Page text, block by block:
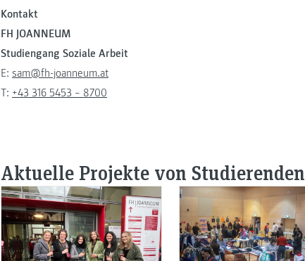
Kontakt
FH JOANNEUM
Studiengang Soziale Arbeit
E: sam@fh-joanneum.at
T: +43 316 5453 – 8700
Aktuelle Projekte von Studierenden